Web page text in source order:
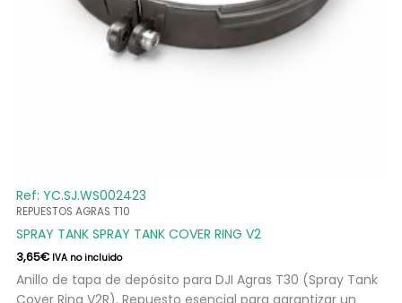
Ref: YC.SJ.WS002423
REPUESTOS AGRAS T10
SPRAY TANK SPRAY TANK COVER RING V2
3,65€ IVA no incluido
Anillo de tapa de depósito para DJI Agras T30 (Spray Tank